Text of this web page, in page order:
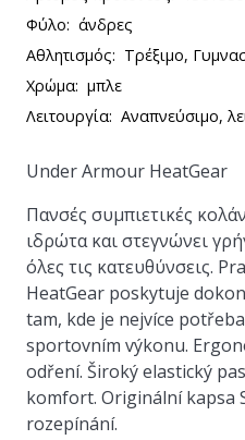
Φύλο: άνδρες
Αθλητισμός: Τρέξιμο,
Χρώμα: μπλε
Λειτουργία: Αναπνεύσιμο,
Under Armour HeatGear
Πανσές συμπιετικές
ιδρώτα και στεγνώνει
όλες τις κατευθύνσεις.
HeatGear poskytuje
tam, kde je nejvíce
sportovním výkonu.
odření. Široký elastický
komfort. Originální kapsa
rozepínání.